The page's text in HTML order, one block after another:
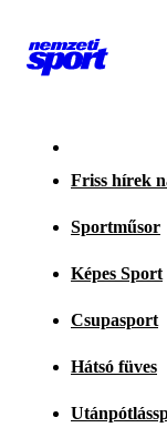
Friss hírek
Sportműsor
Képes Sport
Csupasport
Hátsó füves